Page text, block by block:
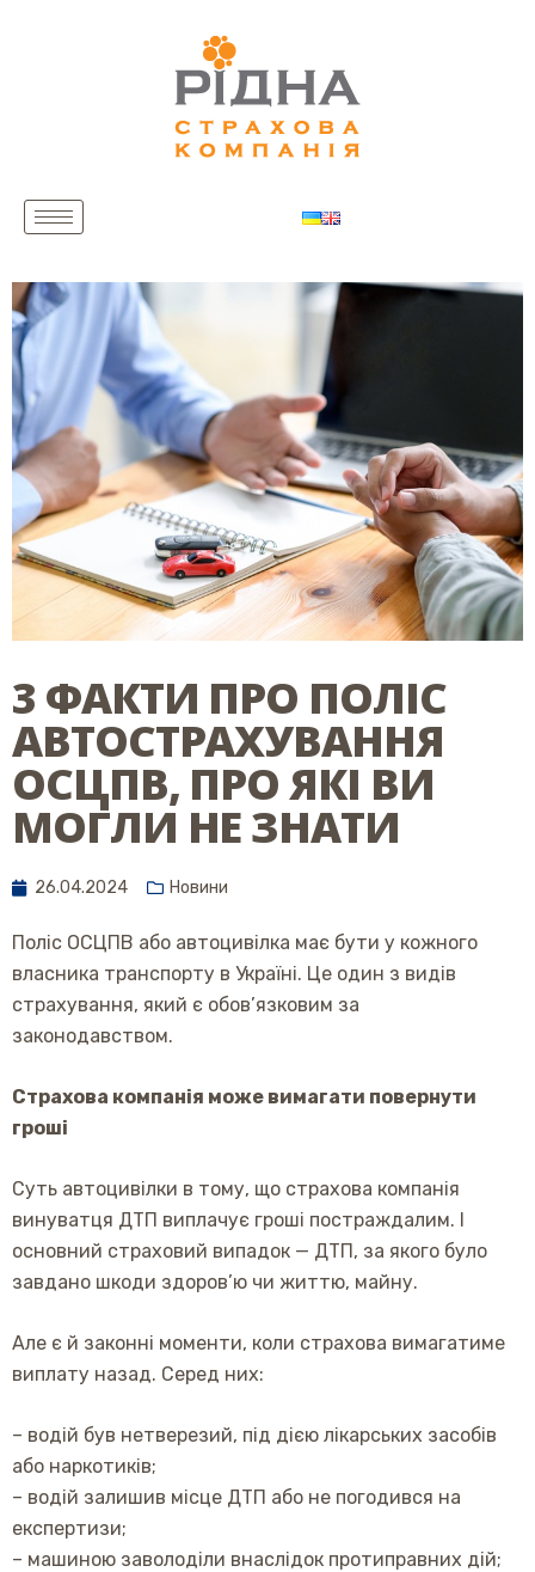
3 ФАКТИ ПРО ПОЛІС
АВТОСТРАХУВАННЯ
ОСЦПВ, ПРО ЯКІ ВИ
МОГЛИ НЕ ЗНАТИ
26.04.2024 Новини
Поліс ОСЦПВ або автоцивілка має бути у кожного
власника транспорту в Україні. Це один з видів
страхування, який є обов’язковим за
законодавством.
Страхова компанія може вимагати повернути
гроші
Суть автоцивілки в тому, що страхова компанія
винуватця ДТП виплачує гроші постраждалим. І
основний страховий випадок — ДТП, за якого було
завдано шкоди здоров’ю чи життю, майну.
Але є й законні моменти, коли страхова вимагатиме
виплату назад. Серед них:
– водій був нетверезий, під дією лікарських засобів
або наркотиків;
– водій залишив місце ДТП або не погодився на
експертизи;
– машиною заволоділи внаслідок протиправних дій;